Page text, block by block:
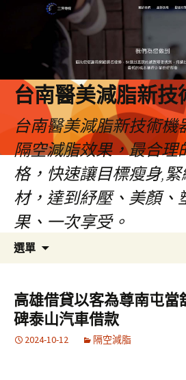
台南醫美減脂新技
台南醫美減脂新技術機
隔空減脂效果，最合理
格，快速讓目標瘦身,
材，達到紓壓、美顏、
果、一次享受。
選單
容
高雄借貸以客為尊南屯當
碑泰山汽車借款
2024-10-12 隔空減脂